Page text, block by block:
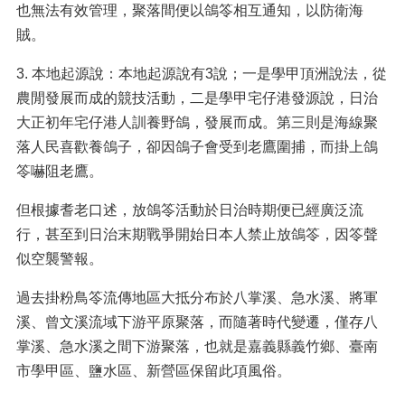
也無法有效管理，聚落間便以鴿笭相互通知，以防衛海
賊。
3. 本地起源說：本地起源說有3說；一是學甲頂洲說法，從
農閒發展而成的競技活動，二是學甲宅仔港發源說，日治
大正初年宅仔港人訓養野鴿，發展而成。第三則是海線聚
落人民喜歡養鴿子，卻因鴿子會受到老鷹圍捕，而掛上鴿
笭嚇阻老鷹。
但根據耆老口述，放鴿笭活動於日治時期便已經廣泛流
行，甚至到日治末期戰爭開始日本人禁止放鴿笭，因笭聲
似空襲警報。
過去掛粉鳥笭流傳地區大抵分布於八掌溪、急水溪、將軍
溪、曾文溪流域下游平原聚落，而隨著時代變遷，僅存八
掌溪、急水溪之間下游聚落，也就是嘉義縣義竹鄉、臺南
市學甲區、鹽水區、新營區保留此項風俗。